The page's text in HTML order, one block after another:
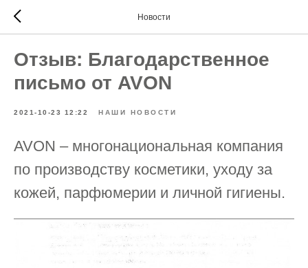
Новости
Отзыв: Благодарственное
письмо от AVON
2021-10-23 12:22 НАШИ НОВОСТИ
AVON – многонациональная компания
по производству косметики, уходу за
кожей, парфюмерии и личной гигиены.